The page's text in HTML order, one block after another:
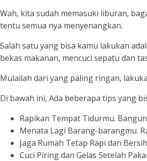
Wah, kita sudah memasuki liburan,
tentu semua nya menyenangkan.
Salah satu yang bisa kamu lakukan
bekas makanan, mencuci sepatu dan
Mulailah dari yang paling ringan,
Di bawah ini, Ada beberapa tips yang
Rapikan Tempat Tidurmu.
Menata Lagi Barang-barangmu.
Jaga Rumah Tetap Rapi dan
Cuci Piring dan Gelas Setelah